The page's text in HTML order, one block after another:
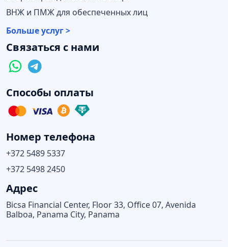
ВНЖ и ПМЖ для обеспеченных лиц
Больше услуг >
Связаться с нами
Способы оплаты
Номер телефона
+372 5489 5337
+372 5498 2450
Адрес
Bicsa Financial Center, Floor 33, Office 07, Avenida
Balboa, Panama City, Panama